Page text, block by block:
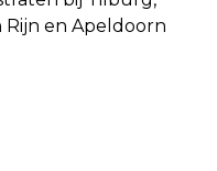
Rijn en Apeldoorn